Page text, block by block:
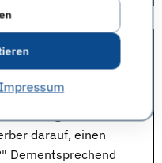
Impressum
der connecticum:
darauf, einen
Dementsprechend